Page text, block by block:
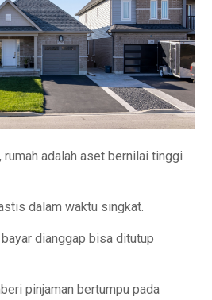
rumah adalah aset bernilai tinggi
dalam waktu singkat.
dianggap bisa ditutup
pinjaman bertumpu pada